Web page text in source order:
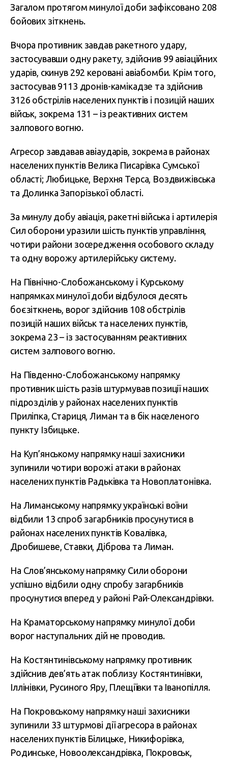
Загалом протягом минулої доби зафіксовано 208
бойових зіткнень.
Вчора противник завдав ракетного удару,
застосувавши одну ракету, здійснив 99 авіаційних
ударів, скинув 292 керовані авіабомби. Крім того,
застосував 9113 дронів-камікадзе та здійснив
3126 обстрілів населених пунктів і позицій наших
військ, зокрема 131 – із реактивних систем
залпового вогню.
Агресор завдавав авіаударів, зокрема в районах
населених пунктів Велика Писарівка Сумської
області; Любицьке, Верхня Терса, Воздвижівська
та Долинка Запорізької області.
За минулу добу авіація, ракетні війська і артилерія
Сил оборони уразили шість пунктів управління,
чотири райони зосередження особового складу
та одну ворожу артилерійську систему.
На Північно-Слобожанському і Курському
напрямках минулої доби відбулося десять
боєзіткнень, ворог здійснив 108 обстрілів
позицій наших військ та населених пунктів,
зокрема 23 – із застосуванням реактивних
систем залпового вогню.
На Південно-Слобожанському напрямку
противник шість разів штурмував позиції наших
підрозділів у районах населених пунктів
Приліпка, Стариця, Лиман та в бік населеного
пункту Ізбицьке.
На Куп’янському напрямку наші захисники
зупинили чотири ворожі атаки в районах
населених пунктів Радьківка та Новоплатонівка.
На Лиманському напрямку українські воїни
відбили 13 спроб загарбників просунутися в
районах населених пунктів Ковалівка,
Дробишеве, Ставки, Діброва та Лиман.
На Слов’янському напрямку Сили оборони
успішно відбили одну спробу загарбників
просунутися вперед у районі Рай-Олександрівки.
На Краматорському напрямку минулої доби
ворог наступальних дій не проводив.
На Костянтинівському напрямку противник
здійснив дев’ять атак поблизу Костянтинівки,
Іллінівки, Русиного Яру, Плещіївки та Іванопілля.
На Покровському напрямку наші захисники
зупинили 33 штурмові дії агресора в районах
населених пунктів Білицьке, Никифорівка,
Родинське, Новоолександрівка, Покровськ,